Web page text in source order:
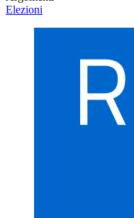
Elezioni